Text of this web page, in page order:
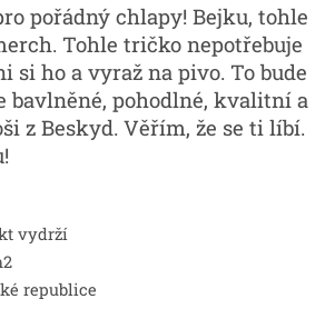
pořádný chlapy! Bejku, tohle
Tohle tričko nepotřebuje
si ho a vyraž na pivo. To bude
bavlněné, pohodlné, kvalitní a
z Beskyd. Věřím, že se ti líbí.
vydrží
republice